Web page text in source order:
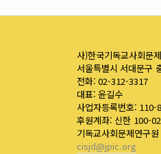
사)한국기독교사회문
서울특별시 서대문구
전화: 02-312-3317
대표: 윤길수
사업자등록번호: 110-
후원계좌: 신한 100-
기독교사회문제연구원
cisjd@jpic.org